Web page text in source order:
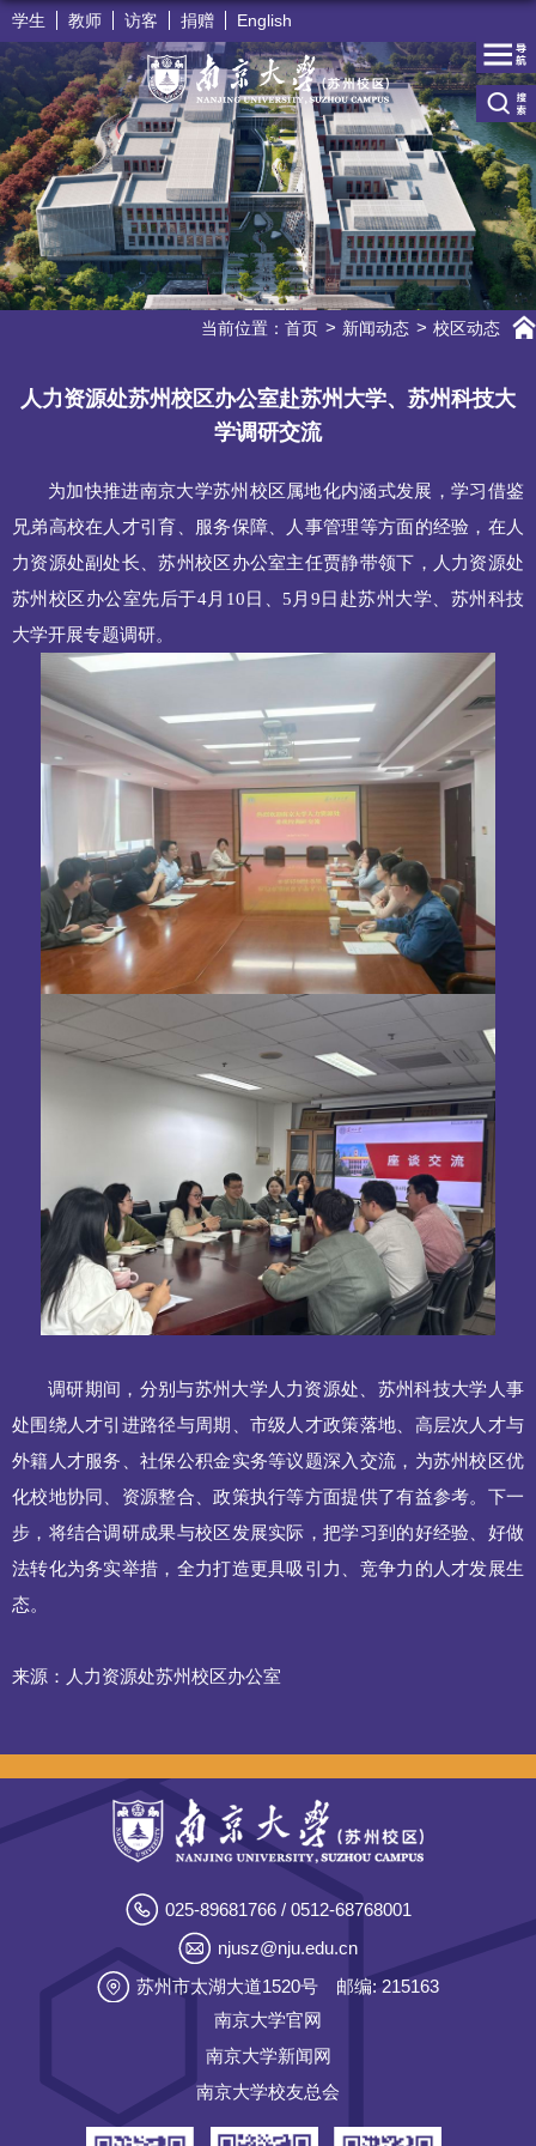
学生 教师 访客 捐赠 English
当前位置： 首页 新闻动态 校区动态
人力资源处苏州校区办公室赴苏州大学、苏州科技大
学调研交流
为加快推进南京大学苏州校区属地化内涵式发展，学习借鉴
兄弟高校在人才引育、服务保障、人事管理等方面的经验，在人
力资源处副处长、苏州校区办公室主任贾静带领下，人力资源处
苏州校区办公室先后于4月10日、5月9日赴苏州大学、苏州科技
大学开展专题调研。
调研期间，分别与苏州大学人力资源处、苏州科技大学人事
处围绕人才引进路径与周期、市级人才政策落地、高层次人才与
外籍人才服务、社保公积金实务等议题深入交流，为苏州校区优
化校地协同、资源整合、政策执行等方面提供了有益参考。下一
步，将结合调研成果与校区发展实际，把学习到的好经验、好做
法转化为务实举措，全力打造更具吸引力、竞争力的人才发展生
态。
来源：人力资源处苏州校区办公室
025-89681766 / 0512-68768001
njusz@nju.edu.cn
苏州市太湖大道1520号
邮编: 215163
南京大学官网
南京大学新闻网
南京大学校友总会